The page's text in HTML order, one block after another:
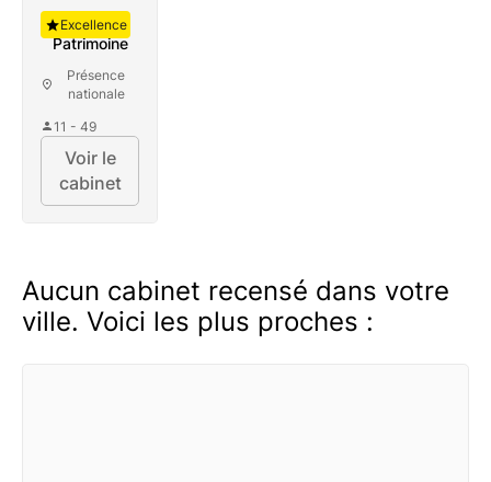
Auguste
Patrimoine
Présence
nationale
11 - 49
Excellence
Voir le
cabinet
Aucun cabinet recensé dans votre
ville. Voici les plus proches :